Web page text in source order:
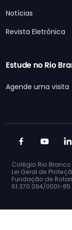
Notícias
Revista Eletrônica
Estude no Rio
Agende uma visita
Colégio Rio
Lei Geral de
Fundação de
61.370.094/0001-85